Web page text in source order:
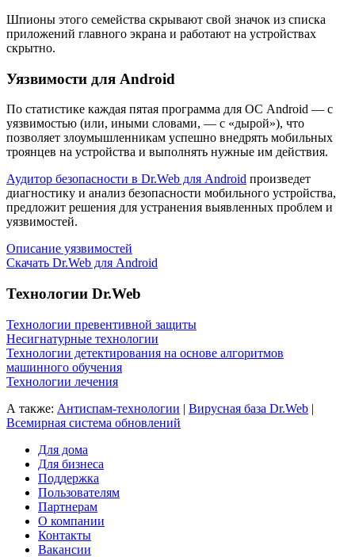
Шпионы этого семейства скрывают свой значок из списка
приложений главного экрана и работают на устройствах
скрытно.
Уязвимости для Android
По статистике каждая пятая программа для ОС Android — с
уязвимостью (или, иными словами, — с «дырой»), что
позволяет злоумышленникам успешно внедрять мобильных
троянцев на устройства и выполнять нужные им действия.
Аудитор безопасности в Dr.Web для Android произведет
диагностику и анализ безопасности мобильного устройства,
предложит решения для устранения выявленных проблем и
уязвимостей.
Описание уязвимостей
Скачать Dr.Web для Android
Технологии Dr.Web
Технологии превентивной защиты
Несигнатурные технологии
Технологии детектирования на основе алгоритмов
машинного обучения
Технологии лечения
А также: Антиспам-технологии | Вирусная база Dr.Web |
Всемирная система обновлений
Для дома
Для бизнеса
Поддержка
Пользователям
Партнерам
О компании
Контакты
Вакансии